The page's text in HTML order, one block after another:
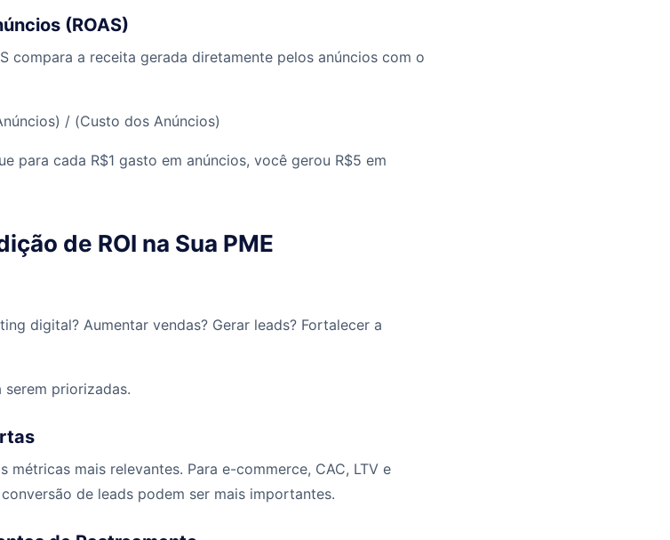
(ROAS)
compara a receita gerada diretamente pelos anúncios com o
/ (Custo dos Anúncios)
para cada R$1 gasto em anúncios, você gerou R$5 em
de ROI na Sua PME
digital? Aumentar vendas? Gerar leads? Fortalecer a
priorizadas.
métricas mais relevantes. Para e-commerce, CAC, LTV e
de leads podem ser mais importantes.